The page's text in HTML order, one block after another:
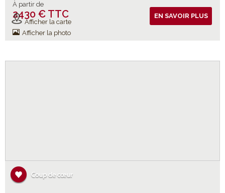
À partir de
2430 € TTC
Vols inclus
Afficher la carte
Afficher la photo
EN SAVOIR PLUS